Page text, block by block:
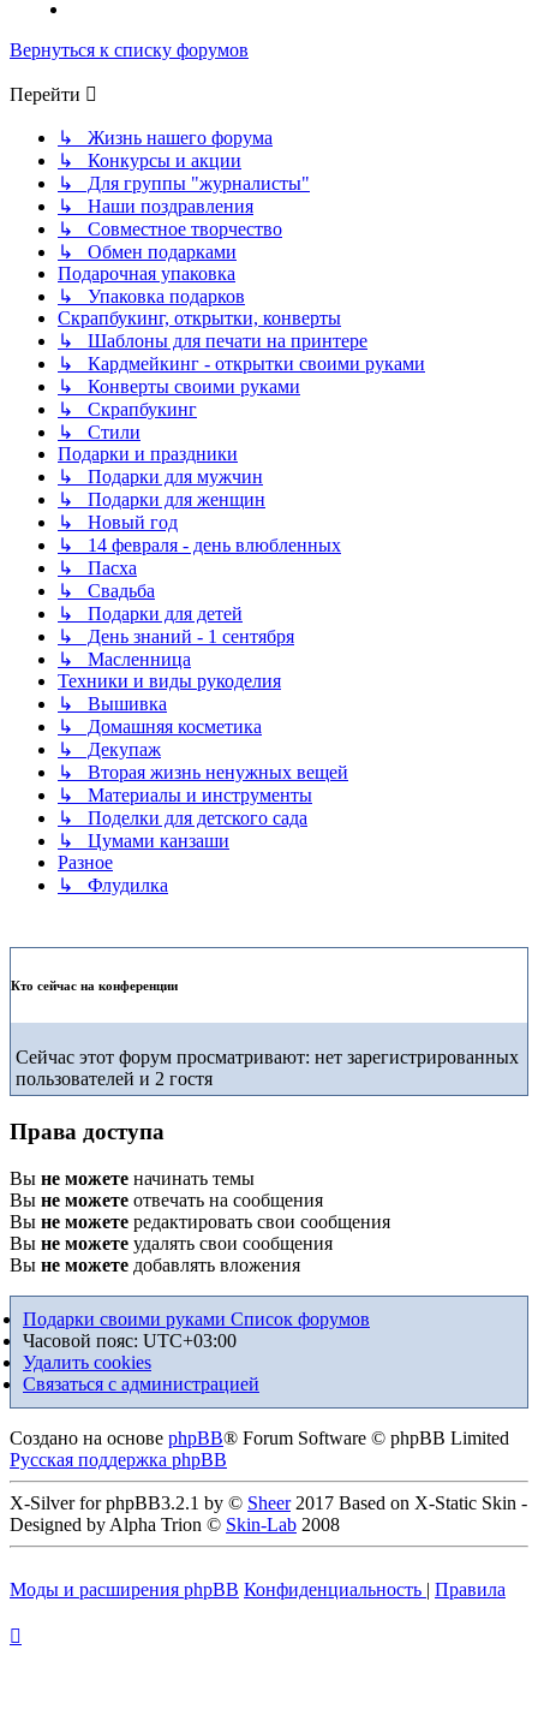
Вернуться к списку форумов
Перейти
↳ Жизнь нашего форума
↳ Конкурсы и акции
↳ Для группы "журналисты"
↳ Наши поздравления
↳ Совместное творчество
↳ Обмен подарками
Подарочная упаковка
↳ Упаковка подарков
Скрапбукинг, открытки, конверты
↳ Шаблоны для печати на принтере
↳ Кардмейкинг - открытки своими руками
↳ Конверты своими руками
↳ Скрапбукинг
↳ Стили
Подарки и праздники
↳ Подарки для мужчин
↳ Подарки для женщин
↳ Новый год
↳ 14 февраля - день влюбленных
↳ Пасха
↳ Свадьба
↳ Подарки для детей
↳ День знаний - 1 сентября
↳ Масленница
Техники и виды рукоделия
↳ Вышивка
↳ Домашняя косметика
↳ Декупаж
↳ Вторая жизнь ненужных вещей
↳ Материалы и инструменты
↳ Поделки для детского сада
↳ Цумами канзаши
Разное
↳ Флудилка
Кто сейчас на конференции
Сейчас этот форум просматривают: нет зарегистрированных
пользователей и 2 гостя
Права доступа
Вы не можете начинать темы
Вы не можете отвечать на сообщения
Вы не можете редактировать свои сообщения
Вы не можете удалять свои сообщения
Вы не можете добавлять вложения
Подарки своими руками Список форумов
Часовой пояс: UTC+03:00
Удалить cookies
Связаться с администрацией
Создано на основе phpBB® Forum Software © phpBB Limited
Русская поддержка phpBB
X-Silver for phpBB3.2.1 by © Sheer2017 Based on X-Static Skin -
Designed by Alpha Trion © Skin-Lab 2008
Моды и расширения phpBB Конфиденциальность | Правила